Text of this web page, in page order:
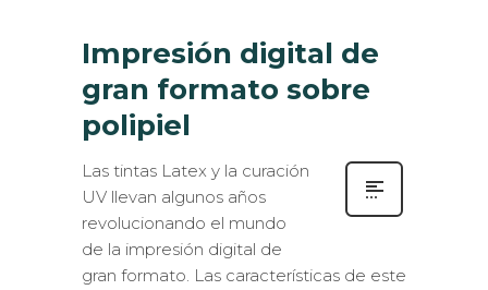
Impresión digital de
gran formato sobre
polipiel
Las tintas Latex y la curación
UV llevan algunos años
revolucionando el mundo
de la impresión digital de
gran formato. Las características de este